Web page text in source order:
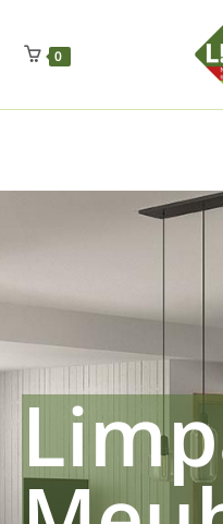
Drueckerpro
Fettsauren
Luftkuhlen Zauberfan
0